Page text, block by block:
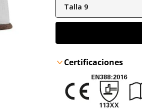
Talla 9
Certificaciones